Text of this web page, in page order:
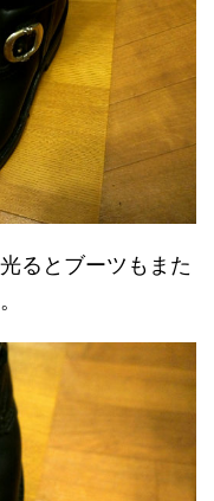
るとブーツもまた